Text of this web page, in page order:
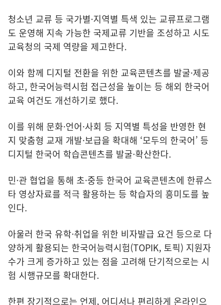
청소년 교류 등 국가별·지역별 특색 있는 교류프로그램
도 운영해 지속 가능한 국제교류 기반을 조성하고 시도
교육청의 국제 역량을 제고한다.
이와 함께 디지털 전환을 위한 교육콘텐츠를 발굴·제공
하고, 한국어능력시험 접근성을 높이는 등 해외 한국어
교육 여건도 개선하기로 했다.
이를 위해 문화·언어·사회 등 지역별 특성을 반영한 현
지 맞춤형 교재 개발·보급을 확대해 ‘모두의 한국어’ 등
디지털 한국어 학습콘텐츠를 발굴·확산한다.
민·관 협업을 통해 초·중등 한국어 교육콘텐츠에 한류스
타 영상자료를 적극 활용하는 등 학습자의 흥미도를 높
인다.
아울러 한국 유학·취업을 위한 비자발급 요건 등으로 다
양하게 활용되는 한국어능력시험(TOPIK, 토픽) 지원자
수가 크게 증가하고 있는 점을 고려해 단기적으로는 시
험 시행규모를 확대한다.
한편 장기적으로는 언제, 어디서나 편리하게 온라인으